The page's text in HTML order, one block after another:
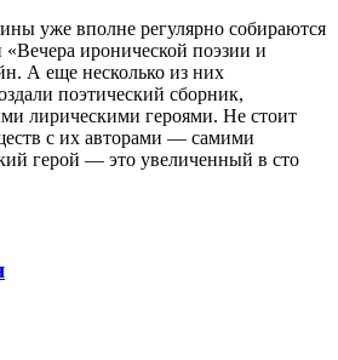
уже вполне регулярно собираются
«Вечера иронической поэзии и
А еще несколько из них
поэтический сборник,
лирическими героями. Не стоит
с их авторами — самими
герой — это увеличенный в сто